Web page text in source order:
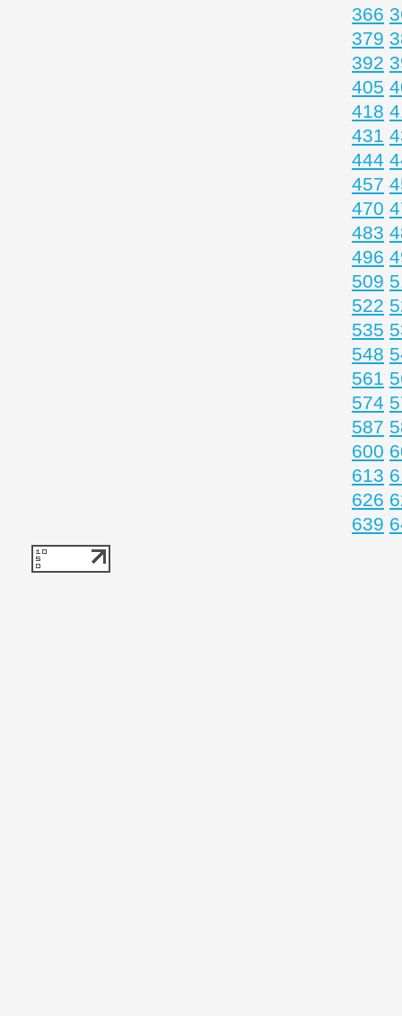
366
379
392
405
418
431
444
457
470
483
496
509
522
535
548
561
574
587
600
613
626
639